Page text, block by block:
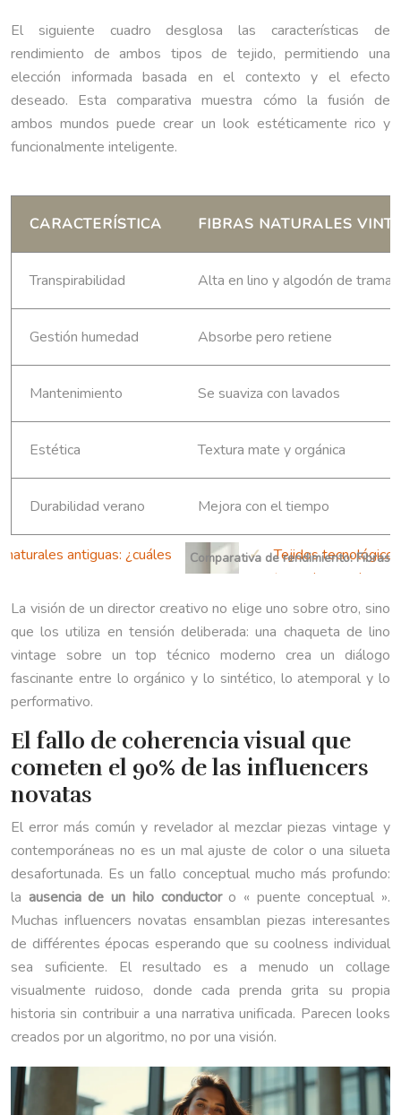
El siguiente cuadro desglosa las características de
rendimiento de ambos tipos de tejido, permitiendo una
elección informada basada en el contexto y el efecto
deseado. Esta comparativa muestra cómo la fusión de
ambos mundos puede crear un look estéticamente rico y
funcionalmente inteligente.
Comparativa de rendimiento: Fibras
CARACTERÍSTICA FIBRAS NATURALES
Transpirabilidad Alta en lino y algodón de trama
Gestión humedad Absorbe pero retiene
Mantenimiento Se suaviza con lavados
Estética Textura mate y orgánica
Durabilidad verano Mejora con el tiempo
La visión de un director creativo no elige uno sobre otro, sino
que los utiliza en tensión deliberada: una chaqueta de lino
vintage sobre un top técnico moderno crea un diálogo
fascinante entre lo orgánico y lo sintético, lo atemporal y lo
performativo.
El fallo de coherencia visual que
cometen el 90% de las influencers
novatas
El error más común y revelador al mezclar piezas vintage y
contemporáneas no es un mal ajuste de color o una silueta
desafortunada. Es un fallo conceptual mucho más profundo:
la ausencia de un hilo conductoro « puente conceptual ».
Muchas influencers novatas ensamblan piezas interesantes
de différentes épocas esperando que su coolness individual
sea suficiente. El resultado es a menudo un collage
visualmente ruidoso, donde cada prenda grita su propia
historia sin contribuir a una narrativa unificada. Parecen looks
creados por un algoritmo, no por una visión.